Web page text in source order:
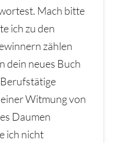
Mach bitte
ich zu den
zählen
dein neues Buch
Witmung von
Daumen
ich nicht